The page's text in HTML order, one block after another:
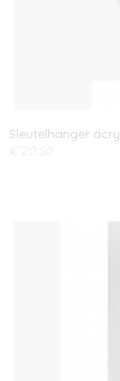
Sleutelhanger
€ 20,50